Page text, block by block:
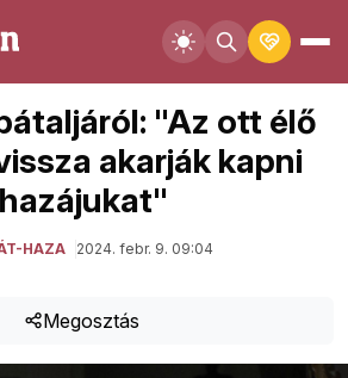
"Az ott élő
akarják kapni
HAZA
2024. febr. 9. 09:04
Megosztás